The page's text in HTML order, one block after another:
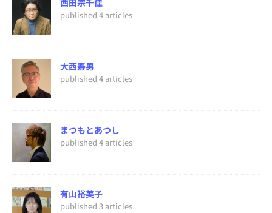
西田宗千佳
published 4 articles
大西寿男
published 4 articles
まつもとあつし
published 4 articles
有山裕美子
published 3 articles